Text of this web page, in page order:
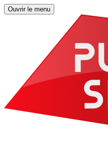
Ouvrir le menu